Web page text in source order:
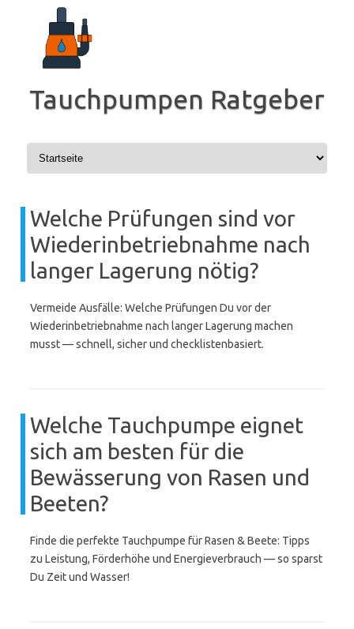
springen
Tauchpumpen Ratgeber
Welche Prüfungen sind vor
Wiederinbetriebnahme nach
langer Lagerung nötig?
Vermeide Ausfälle: Welche Prüfungen Du vor der
Wiederinbetriebnahme nach langer Lagerung machen
musst — schnell, sicher und checklistenbasiert.
Welche Tauchpumpe eignet
sich am besten für die
Bewässerung von Rasen und
Beeten?
Finde die perfekte Tauchpumpe für Rasen & Beete: Tipps
zu Leistung, Förderhöhe und Energieverbrauch — so sparst
Du Zeit und Wasser!